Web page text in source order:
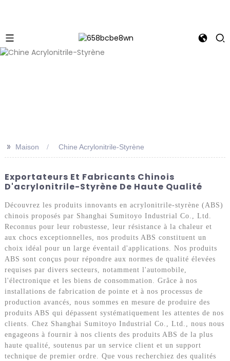
>> Maison Chine Acrylonitrile-Styrène
Exportateurs Et Fabricants Chinois
D'acrylonitrile-Styrène De Haute Qualité
Découvrez les produits innovants en acrylonitrile-styrène (ABS)
chinois proposés par Shanghai Sumitoyo Industrial Co., Ltd.
Reconnus pour leur robustesse, leur résistance à la chaleur et
aux chocs exceptionnelles, nos produits ABS constituent un
choix idéal pour un large éventail d'applications. Nos produits
ABS sont conçus pour répondre aux normes de qualité élevées
requises par divers secteurs, notamment l'automobile,
l'électronique et les biens de consommation. Grâce à nos
installations de fabrication de pointe et à nos processus de
production avancés, nous sommes en mesure de produire des
produits ABS qui dépassent systématiquement les attentes de nos
clients. Chez Shanghai Sumitoyo Industrial Co., Ltd., nous nous
engageons à fournir à nos clients des produits ABS de la plus
haute qualité, soutenus par un service client et un support
technique de premier ordre. Que vous recherchiez des qualités